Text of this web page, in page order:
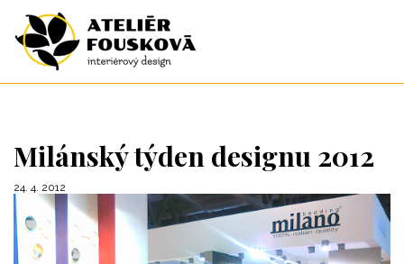
Milánský týden designu 2012
24. 4. 2012